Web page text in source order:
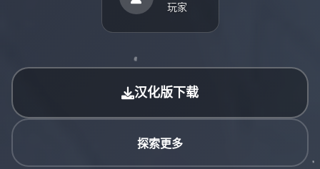
玩家
汉化版下载
探索更多